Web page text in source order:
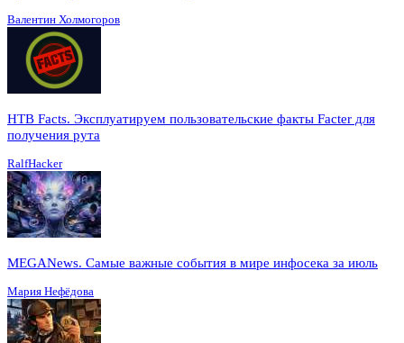
Валентин Холмогоров
HTB Facts. Эксплуатируем пользовательские факты Facter для
получения рута
RalfHacker
MEGANews. Cамые важные события в мире инфосека за июль
Мария Нефёдова